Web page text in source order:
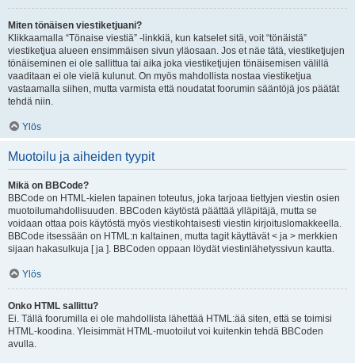
Miten tönäisen viestiketjuani?
Klikkaamalla “Tönaise viestiä” -linkkiä, kun katselet sitä, voit “tönäistä”
viestiketjua alueen ensimmäisen sivun yläosaan. Jos et näe tätä, viestiketjujen
tönäiseminen ei ole sallittua tai aika joka viestiketjujen tönäisemisen välillä
vaaditaan ei ole vielä kulunut. On myös mahdollista nostaa viestiketjua
vastaamalla siihen, mutta varmista että noudatat foorumin sääntöjä jos päätät
tehdä niin.
Ylös
Muotoilu ja aiheiden tyypit
Mikä on BBCode?
BBCode on HTML-kielen tapainen toteutus, joka tarjoaa tiettyjen viestin osien
muotoilumahdollisuuden. BBCoden käytöstä päättää ylläpitäjä, mutta se
voidaan ottaa pois käytöstä myös viestikohtaisesti viestin kirjoituslomakkeella.
BBCode itsessään on HTML:n kaltainen, mutta tagit käyttävät < ja > merkkien
sijaan hakasulkuja [ ja ]. BBCoden oppaan löydät viestinlähetyssivun kautta.
Ylös
Onko HTML sallittu?
Ei. Tällä foorumilla ei ole mahdollista lähettää HTML:ää siten, että se toimisi
HTML-koodina. Yleisimmät HTML-muotoilut voi kuitenkin tehdä BBCoden
avulla.